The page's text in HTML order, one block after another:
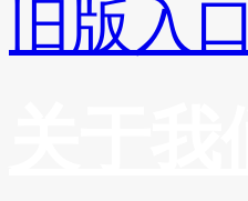
旧版入口